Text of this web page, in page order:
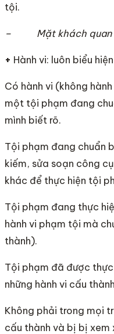
tội.
– Mặt khách quan
+ Hành vi: luôn biểu
Có hành vi (không
một tội phạm đang
mình biết rõ.
Tội phạm đang chuẩn
kiếm, sửa soạn công
khác để thực hiện tội
Tội phạm đang thực
hành vi phạm tội mà
thành).
Tội phạm đã được
những hành vi cấu
Không phải trong mọi
cấu thành và bị bị